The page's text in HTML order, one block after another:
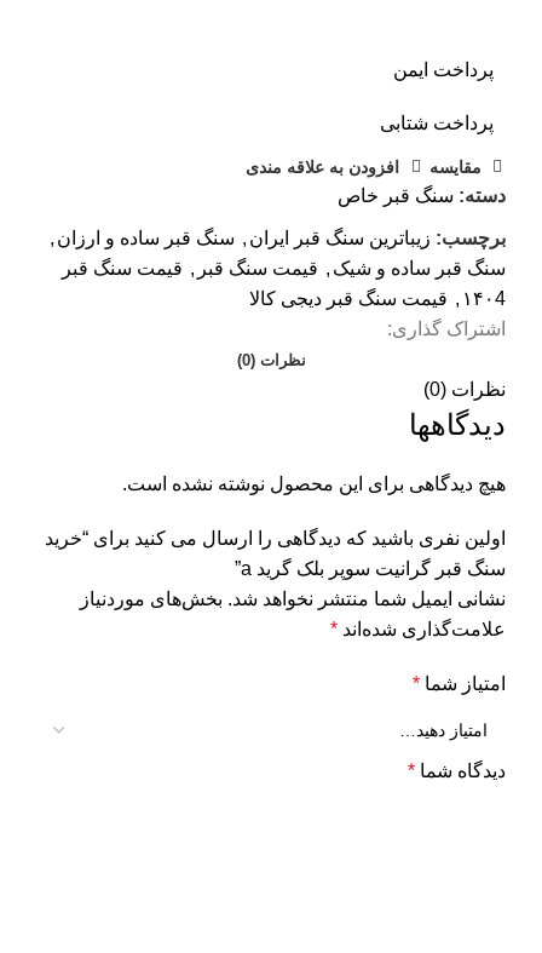
پرداخت ایمن
پرداخت شتابی
مقايسه افزودن به علاقه مندی
دسته: سنگ قبر خاص
برچسب: زیباترین سنگ قبر ایران , سنگ قبر ساده و ارزان ,
سنگ قبر ساده و شیک , قیمت سنگ قبر , قیمت سنگ قبر
۱۴۰4 , قیمت سنگ قبر دیجی کالا
اشتراک گذاری:
نظرات (0)
نظرات (0)
دیدگاهها
هیچ دیدگاهی برای این محصول نوشته نشده است.
اولین نفری باشید که دیدگاهی را ارسال می کنید برای “خرید
سنگ قبر گرانیت سوپر بلک گرید a”
نشانی ایمیل شما منتشر نخواهد شد. بخش‌های موردنیاز
علامت‌گذاری شده‌اند *
امتیاز شما *
دیدگاه شما *